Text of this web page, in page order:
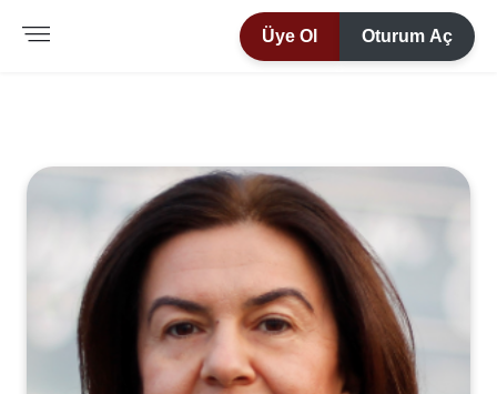
Üye Ol Oturum Aç